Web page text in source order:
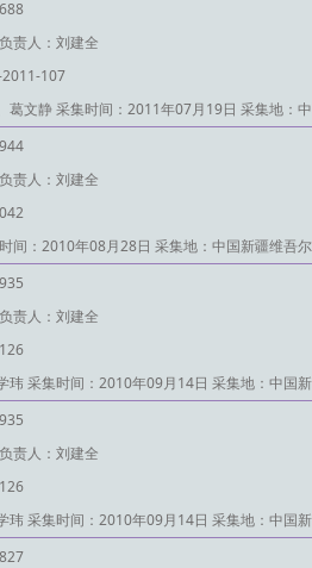
责人：刘建全
2011-107
葛文静 采集时间：2011年07月19日 采集地：
责人：刘建全
间：2010年08月28日 采集地：中国新疆维吾
责人：刘建全
玮 采集时间：2010年09月14日 采集地：中国
责人：刘建全
玮 采集时间：2010年09月14日 采集地：中国